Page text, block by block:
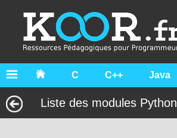
C C++ Java
Liste des modules Python